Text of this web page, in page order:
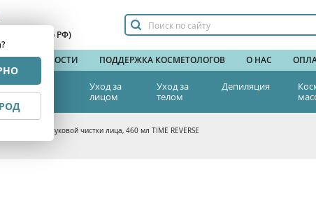
по РФ)
НОВОСТИ ПОДДЕРЖКА КОСМЕТОЛОГОВ О НАС
Уход за
лицом
Уход за
телом
Депиляция
для ультразвуковой чистки лица, 460 мл TIME REVERSE